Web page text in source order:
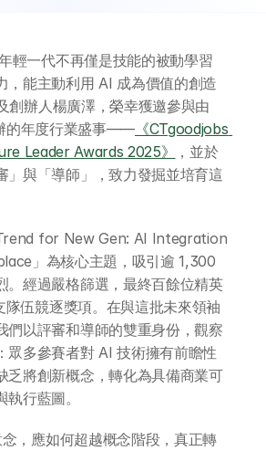
輕一代不再僅是技能的被動學習
，能主動利用 AI 成為價值的創造
的年度行業盛事——《CTgoodjobs
Leader Awards 2025》
，並於
」與「導師」，致力發掘並培育這
for New Gen: AI Integration
」為核心主題，吸引逾 1,300
。經過嚴格篩選，最終百餘位精英
隊伍競逐獎項。在與這批未來領袖
們以評審和導師的雙重身份，觀察
眾多參賽者對 AI 技術擁有前瞻性
乏將創新概念，轉化為具備商業可
行藍圖。
，應如何超越概念階段，真正轉